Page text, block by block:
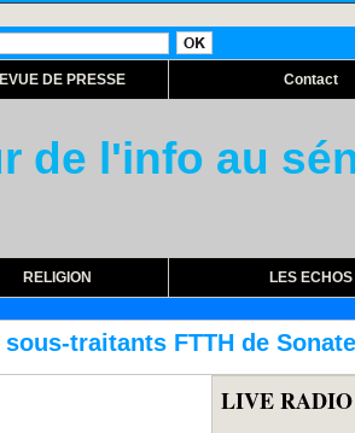
DE PRESSE Contact
de l'info au
RELIGION
LES ECHOS
contre-attaquent
LIVE RADIO